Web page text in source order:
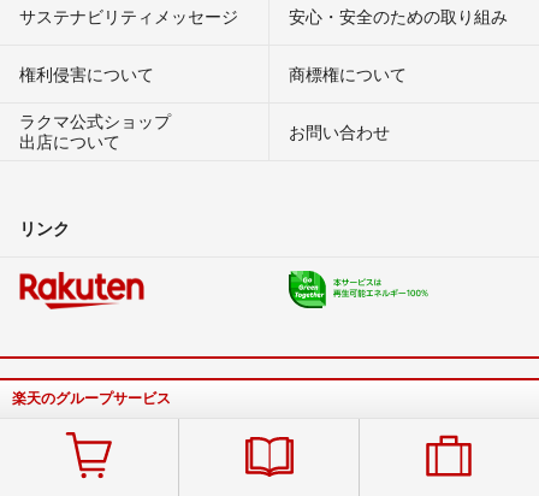
サステナビリティメッセージ 安心・安全のための取り組み
権利侵害について
商標権について
ラクマ公式ショップ
出店について
お問い合わせ
リンク
楽天のグループサービス